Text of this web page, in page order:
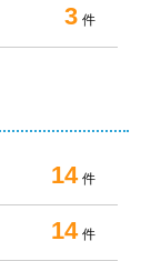
3 件
14 件
14 件